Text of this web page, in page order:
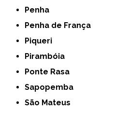
Penha
Penha de França
Piqueri
Pirambóia
Ponte Rasa
Sapopemba
São Mateus